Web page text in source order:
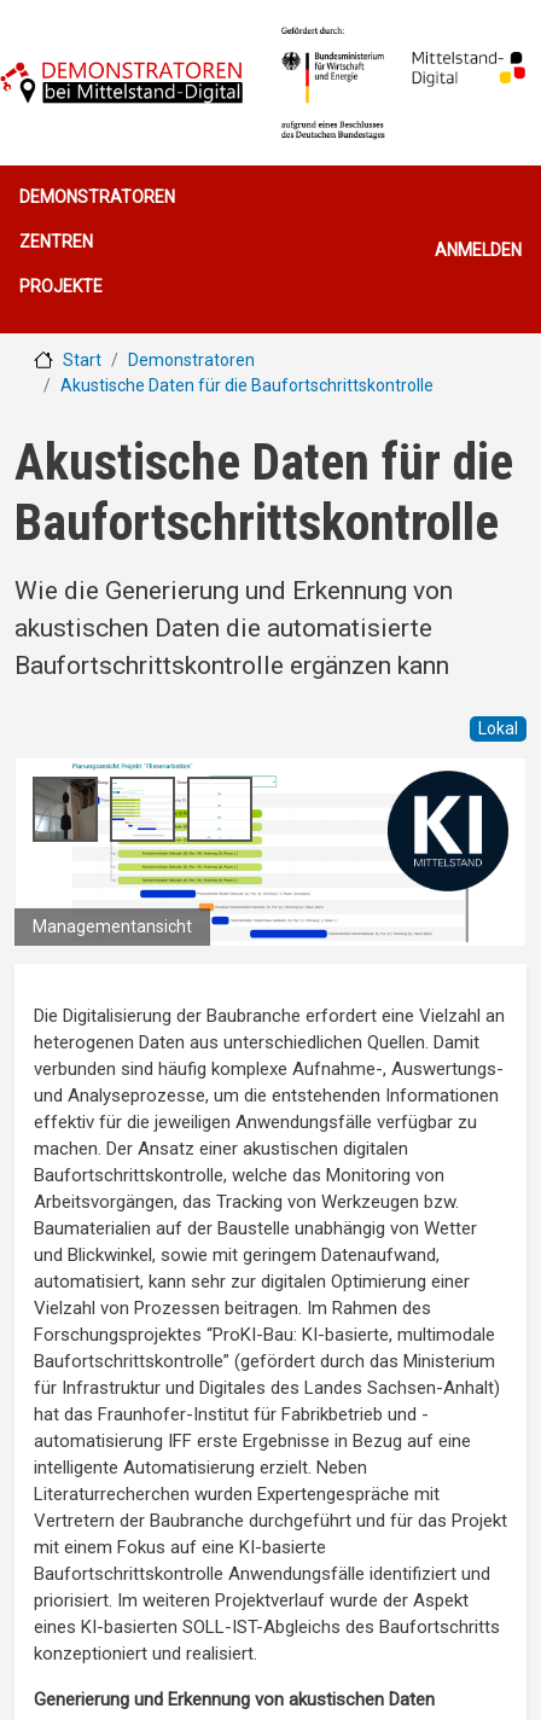
Hauptnavigation
DEMONSTRATOREN
ZENTREN
PROJEKTE
ANMELDEN
Start
Demonstratoren
Akustische Daten für die Baufortschrittskontrolle
Akustische Daten für die
Baufortschrittskontrolle
Wie die Generierung und Erkennung von
akustischen Daten die automatisierte
Baufortschrittskontrolle ergänzen kann
Lokal
Managementansicht
Die Digitalisierung der Baubranche erfordert eine Vielzahl an
heterogenen Daten aus unterschiedlichen Quellen. Damit
verbunden sind häufig komplexe Aufnahme-, Auswertungs-
und Analyseprozesse, um die entstehenden Informationen
effektiv für die jeweiligen Anwendungsfälle verfügbar zu
machen. Der Ansatz einer akustischen digitalen
Baufortschrittskontrolle, welche das Monitoring von
Arbeitsvorgängen, das Tracking von Werkzeugen bzw.
Baumaterialien auf der Baustelle unabhängig von Wetter
und Blickwinkel, sowie mit geringem Datenaufwand,
automatisiert, kann sehr zur digitalen Optimierung einer
Vielzahl von Prozessen beitragen. Im Rahmen des
Forschungsprojektes “ProKI-Bau: KI-basierte, multimodale
Baufortschrittskontrolle” (gefördert durch das Ministerium
für Infrastruktur und Digitales des Landes Sachsen-Anhalt)
hat das Fraunhofer-Institut für Fabrikbetrieb und -
automatisierung IFF erste Ergebnisse in Bezug auf eine
intelligente Automatisierung erzielt. Neben
Literaturrecherchen wurden Expertengespräche mit
Vertretern der Baubranche durchgeführt und für das Projekt
mit einem Fokus auf eine KI-basierte
Baufortschrittskontrolle Anwendungsfälle identifiziert und
priorisiert. Im weiteren Projektverlauf wurde der Aspekt
eines KI-basierten SOLL-IST-Abgleichs des Baufortschritts
konzeptioniert und realisiert.
Generierung und Erkennung von akustischen Daten